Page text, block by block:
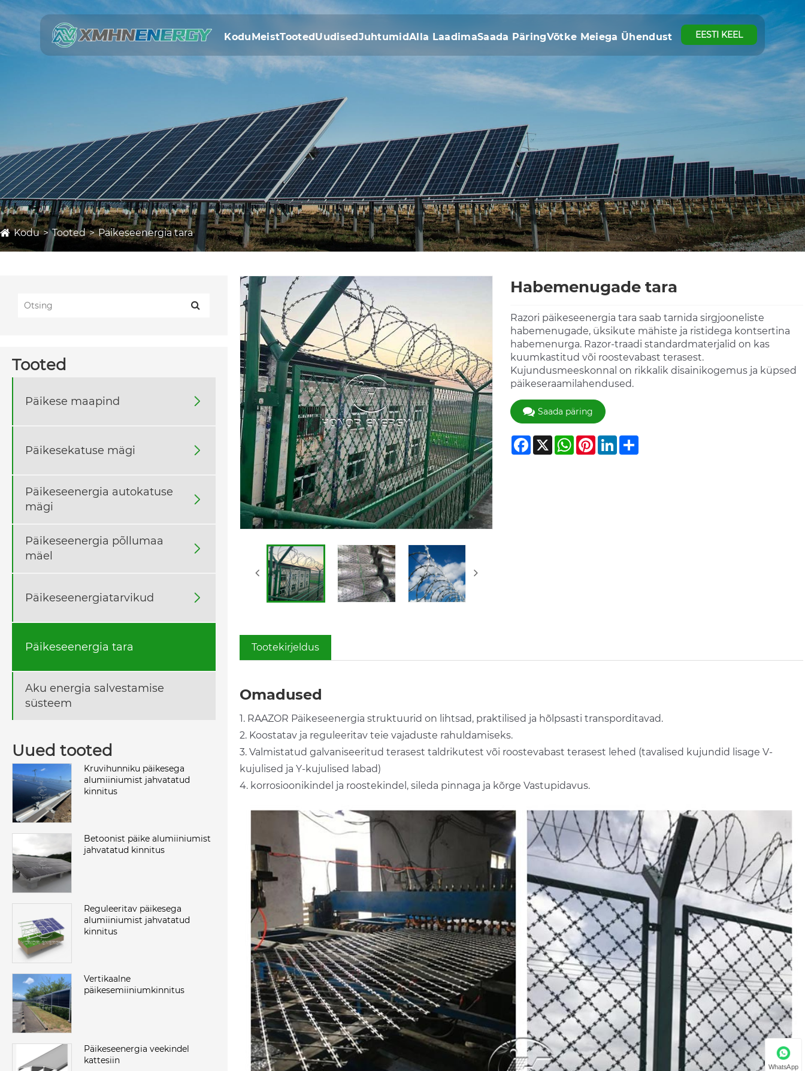
KoduMeistTootedUudisedJuhtumidAlla LaadimaSaada PäringVõtke Meiega Ühendust EESTI KEEL
Kodu Tooted Päikeseenergia tara
Tooted
Päikese maapind 
Päikesekatuse mägi 
Päikeseenergia autokatuse
mägi

Päikeseenergia põllumaa
mäel

Päikeseenergiatarvikud 
Päikeseenergia tara
Aku energia salvestamise
süsteem
Uued tooted
Kruvihunniku päikesega
alumiiniumist jahvatatud
kinnitus
Betoonist päike alumiiniumist
jahvatatud kinnitus
Reguleeritav päikesega
alumiiniumist jahvatatud
kinnitus
Vertikaalne
päikesemiiniumkinnitus
Päikeseenergia veekindel
kattesiin
Habemenugade tara
Razori päikeseenergia tara saab tarnida sirgjooneliste
habemenugade, üksikute mähiste ja ristidega kontsertina
habemenurga. Razor-traadi standardmaterjalid on kas
kuumkastitud või roostevabast terasest.
Kujundusmeeskonnal on rikkalik disainikogemus ja küpsed
päikeseraamilahendused.
Saada päring
Facebook
X WhatsApp
Pinterest
LinkedIn
Share
Tootekirjeldus
Omadused
1. RAAZOR Päikeseenergia struktuurid on lihtsad, praktilised ja hõlpsasti transporditavad.
2. Koostatav ja reguleeritav teie vajaduste rahuldamiseks.
3. Valmistatud galvaniseeritud terasest taldrikutest või roostevabast terasest lehed (tavalised kujundid lisage V-
kujulised ja Y-kujulised labad)
4. korrosioonikindel ja roostekindel, sileda pinnaga ja kõrge Vastupidavus.
WhatsApp